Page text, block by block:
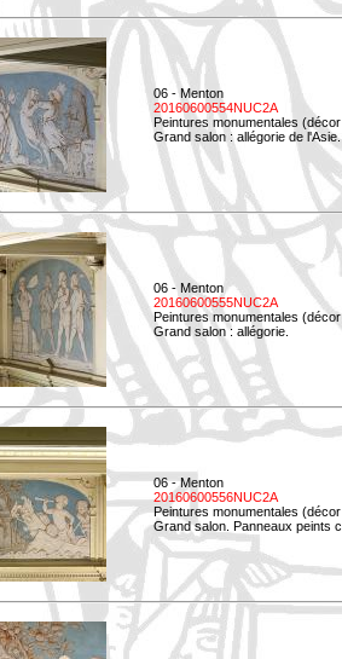
06 - Menton
20160600554NUC2A
Peintures monumentales
Grand salon : allégorie de l'Asie.
06 - Menton
20160600555NUC2A
Peintures monumentales
Grand salon : allégorie.
06 - Menton
20160600556NUC2A
Peintures monumentales
Grand salon. Panneaux peints